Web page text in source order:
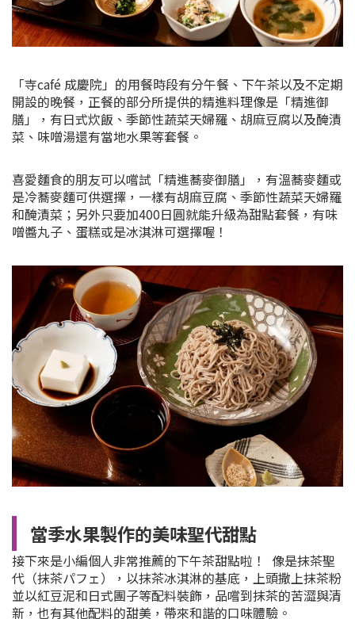
「寺café 成慶院」的用餐時段有分午餐、下午茶以及不定期
開設的晚餐，正餐的部分所提供的精進料理像是「精進御
膳」，有日式炊飯、季節性蔬菜天婦羅、胡麻豆腐以及醃漬
菜、味噌湯還有當地水果等套餐。
喜愛麵食的朋友可以嚐試「精進蕎麥御膳」，有溫蕎麥麵或
是冷蕎麥麵可供選擇，一樣有胡麻豆腐、季節性蔬菜天婦羅
和醃漬菜；另外只要加400日圓就能升級為甜點套餐，有味
噌醬丸子、蛋糕或是冰淇淋可選擇喔！
當季水果製作的美味聖代甜點
接下來是小編個人非常推薦的下午茶甜點啦！ 像是抹茶聖
代（抹茶パフェ），以抹茶冰淇淋的基底，上頭撒上抹茶粉
並以紅豆泥和日式團子等配料裝飾，品嚐到抹茶的苦澀與清
新，也有其他配料的甜美，帶來和諧的口味體驗。